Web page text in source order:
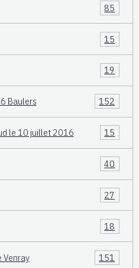
85
15
19
Baulers 152
le 10 juillet 2016 15
40
27
18
151